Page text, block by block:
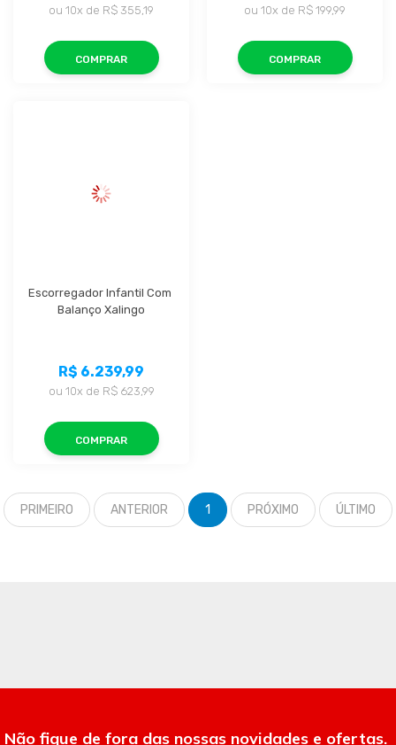
ou 10x de R$ 355,19
COMPRAR
ou 10x de R$ 199,99
COMPRAR
Escorregador Infantil Com
Balanço Xalingo
R$ 6.239,99
ou 10x de R$ 623,99
COMPRAR
PRIMEIRO ANTERIOR 1 PRÓXIMO ÚLTIMO
Não fique de fora das nossas novidades e ofertas.